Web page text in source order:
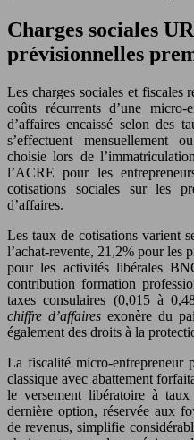
Charges sociales
prévisionnelles
Les charges sociales et fiscales
coûts récurrents d’une
d’affaires encaissé selon des
s’effectuent mensuellement
choisie lors de
l’ACRE pour les
cotisations sociales sur les
d’affaires.
Les taux de cotisations varient
l’achat-revente, 21,2% pour les
pour les activités libérales
contribution formation
taxes consulaires (0,015 à
chiffre d’affaires exonère du
également des droits à la
La fiscalité micro-entrepreneur
classique avec abattement
le versement libératoire à
dernière option, réservée aux
de revenus, simplifie